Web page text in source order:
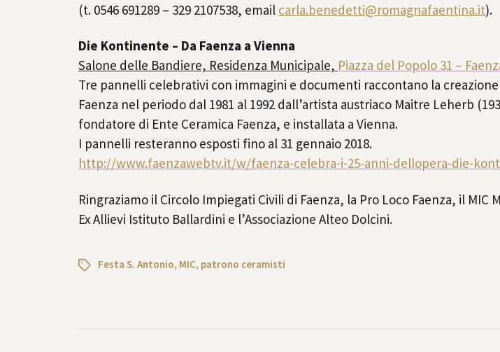
(t. 0546 691289 – 329 2107538, email carla.benedetti@romagnafaentina.it).
Die Kontinente – Da Faenza a Vienna
Salone delle Bandiere, Residenza Municipale, Piazza del Popolo 31 –
Tre pannelli celebrativi con immagini e documenti raccontano la
Faenza nel periodo dal 1981 al 1992 dall’artista austriaco Maitre Leherb
fondatore di Ente Ceramica Faenza, e installata a Vienna.
I pannelli resteranno esposti fino al 31 gennaio 2018.
http://www.faenzawebtv.it/w/faenza-celebra-i-25-anni-dellopera-die-
Ringraziamo il Circolo Impiegati Civili di Faenza, la Pro Loco Faenza, il
Ex Allievi Istituto Ballardini e l’Associazione Alteo Dolcini.
Festa S. Antonio, MIC, patrono ceramisti